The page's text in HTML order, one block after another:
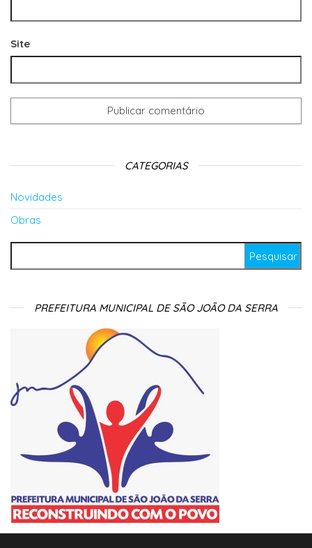
Site
CATEGORIAS
Novidades
Obras
PREFEITURA MUNICIPAL DE SÃO JOÃO DA SERRA